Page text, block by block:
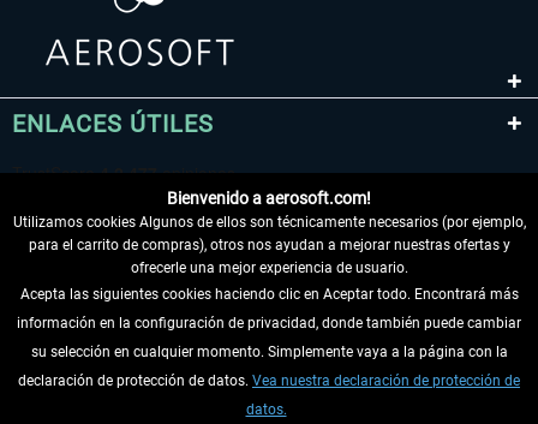
ENLACES ÚTILES
DESISTIR DEL CONTRATO
INFORMACIÓN
Bienvenido a aerosoft.com!
Utilizamos cookies Algunos de ellos son técnicamente necesarios (por ejemplo,
para el carrito de compras), otros nos ayudan a mejorar nuestras ofertas y
ofrecerle una mejor experiencia de usuario.
Acepta las siguientes cookies haciendo clic en Aceptar todo. Encontrará más
información en la configuración de privacidad, donde también puede cambiar
su selección en cualquier momento. Simplemente vaya a la página con la
declaración de protección de datos. Vea nuestra declaración de protección de
datos.